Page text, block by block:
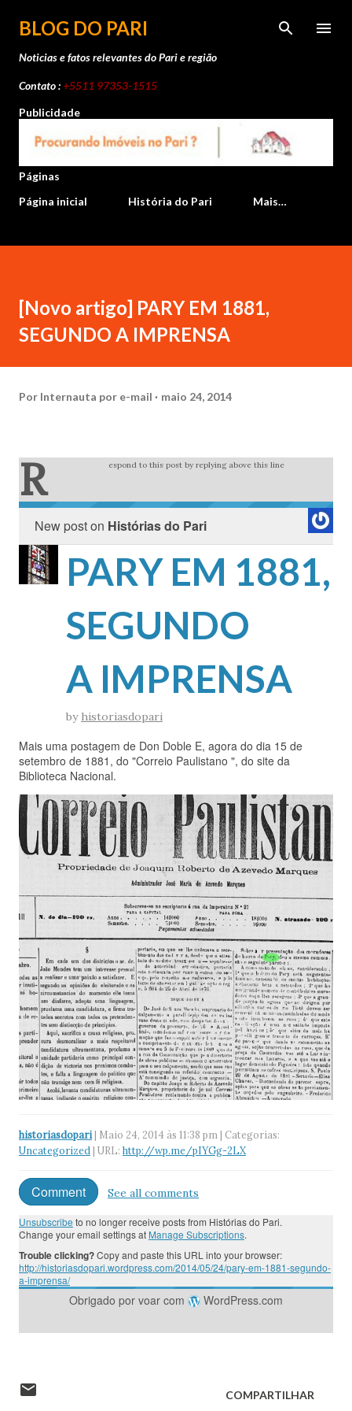
Pular para o conteúdo principal
BLOG DO PARI
Noticias e fatos relevantes do Pari e região
Contato :+5511 97353-1515
Publicidade
Páginas
Página inicial
História do Pari Mais…
[Novo artigo] PARY EM 1881,
SEGUNDO A IMPRENSA
Por Internauta por e-mail maio 24, 2014
R espond to this post by replying above this line
New post on Histórias do Pari
PARY EM 1881,
SEGUNDO
A IMPRENSA
by historiasdopari
Mais uma postagem de Don Doble E, agora do dia 15 de
setembro de 1881, do "Correio Paulistano ", do site da
Biblioteca Nacional.
historiasdopari| Maio 24, 2014 às 11:38 pm | Categorias:
Uncategorized | URL: http://wp.me/pIYGg-2LX
Comment See all comments
Unsubscribe to no longer receive posts from Histórias do Pari.
Change your email settings at Manage Subscriptions.
Trouble clicking?Copy and paste this URL into your browser:
http://historiasdopari.wordpress.com/2014/05/24/pary-em-1881-segundo-
a-imprensa/
Obrigado por voar com WordPress.com
COMPARTILHAR